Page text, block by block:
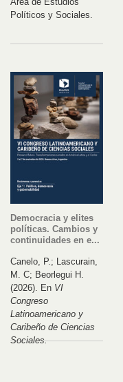
Políticos y Sociales.
Democracia y elites
políticas. Cambios y
continuidades en e...
Canelo, P.; Lascurain,
M. C; Beorlegui H.
(2026). En VI
Congreso
Latinoamericano y
Caribeño de Ciencias
Sociales.